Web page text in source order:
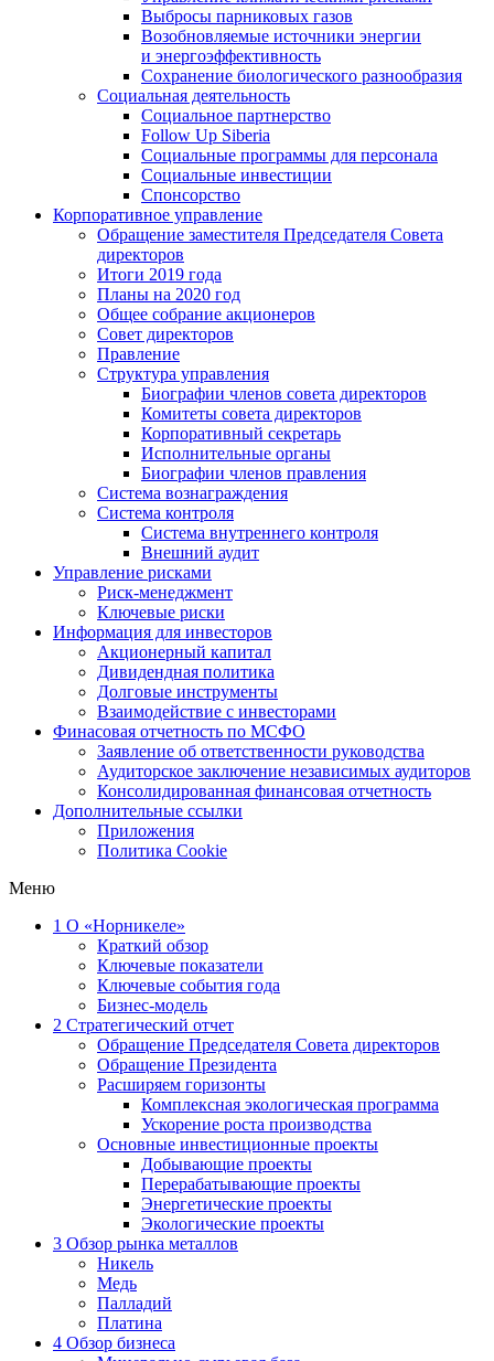
Выбросы парниковых газов
Возобновляемые источники энергии
и энергоэффективность
Сохранение биологического разнообразия
Социальная деятельность
Социальное партнерство
Follow Up Siberia
Социальные программы для персонала
Социальные инвестиции
Спонсорство
Корпоративное управление
Обращение заместителя Председателя Совета
директоров
Итоги 2019 года
Планы на 2020 год
Общее собрание акционеров
Совет директоров
Правление
Структура управления
Биографии членов совета директоров
Комитеты совета директоров
Корпоративный секретарь
Исполнительные органы
Биографии членов правления
Система вознаграждения
Система контроля
Система внутреннего контроля
Внешний аудит
Управление рисками
Риск-менеджмент
Ключевые риски
Информация для инвесторов
Акционерный капитал
Дивидендная политика
Долговые инструменты
Взаимодействие с инвеcторами
Финасовая отчетность по МСФО
Заявление об ответственности руководства
Аудиторское заключение независимых аудиторов
Консолидированная финансовая отчетность
Дополнительные ссылки
Приложения
Политика Cookie
Меню
1 О «Норникеле»
Краткий обзор
Ключевые показатели
Ключевые события года
Бизнес-модель
2 Стратегический отчет
Обращение Председателя Совета директоров
Обращение Президента
Расширяем горизонты
Комплексная экологическая программа
Ускорение роста производства
Основные инвестиционные проекты
Добывающие проекты
Перерабатывающие проекты
Энергетические проекты
Экологические проекты
3 Обзор рынка металлов
Никель
Медь
Палладий
Платина
4 Обзор бизнеса